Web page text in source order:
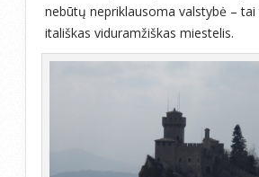
nebūtų nepriklausoma valstybė –
itališkas viduramžiškas miestelis.